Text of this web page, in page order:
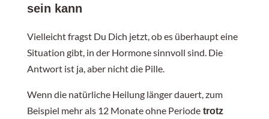
sein kann
Vielleicht fragst Du Dich jetzt, ob es überhaupt eine
Situation gibt, in der Hormone sinnvoll sind. Die
Antwort ist ja, aber nicht die Pille.
Wenn die natürliche Heilung länger dauert, zum
Beispiel mehr als 12 Monate ohne Periodetrotz